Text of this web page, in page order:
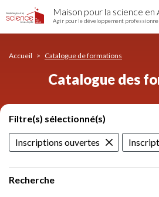
Catalogue
des
au
Maison pour la science en
Agir pour le développement
Accueil Catalogue de formations
Catalogue des
Filtre(s) sélectionné(s)
Inscriptions ouvertes
Recherche